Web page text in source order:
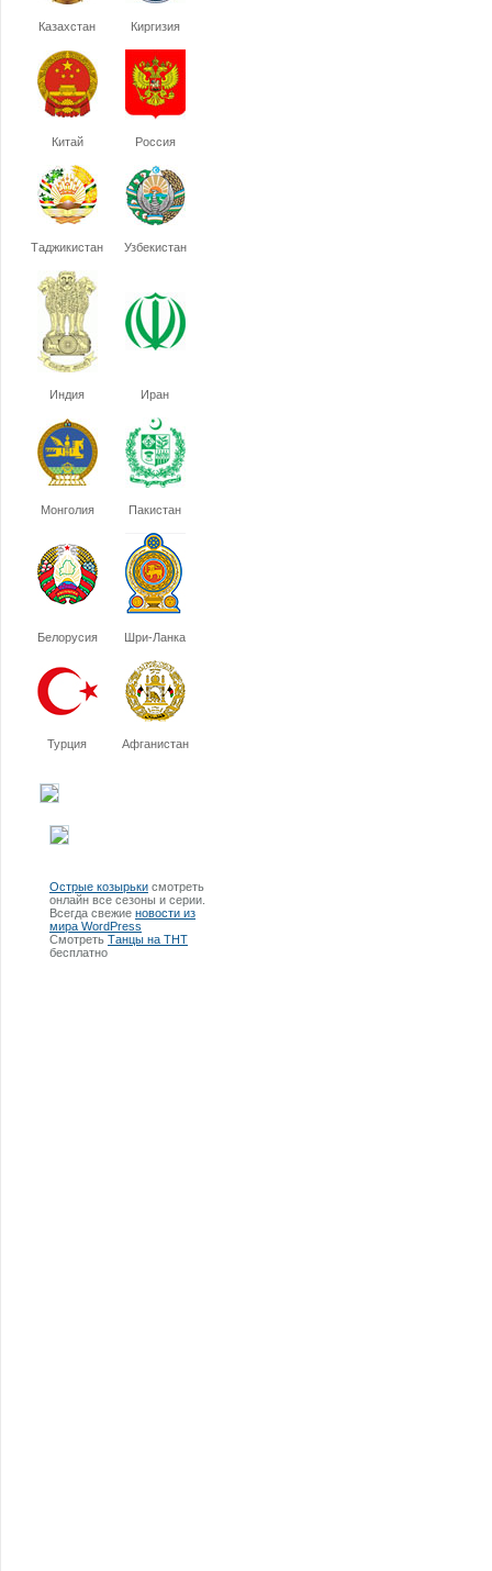
Казахстан Киргизия
Китай Россия
Таджикистан Узбекистан
Индия Иран
Монголия Пакистан
Белорусия Шри-Ланка
Турция Афганистан
Острые козырьки смотреть
онлайн все сезоны и серии.
Всегда свежие новости из
мира WordPress
Смотреть Танцы на ТНТ
бесплатно